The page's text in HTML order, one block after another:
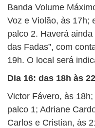
Banda Volume
Voz e Violão, às 17h;
palco 2. Haverá
das Fadas”, com
19h. O local será
Dia 16: das 18h às
Victor Fávero, às
palco 1; Adriane
Carlos e Cristian, às